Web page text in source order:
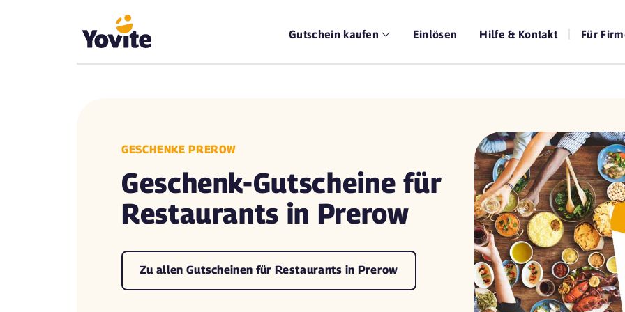
Gutschein kaufen Einlösen Hilfe & Kontakt Für
GESCHENKE PREROW
Geschenk-Gutscheine für
Restaurants in Prerow
Zu allen Gutscheinen für Restaurants in Prerow